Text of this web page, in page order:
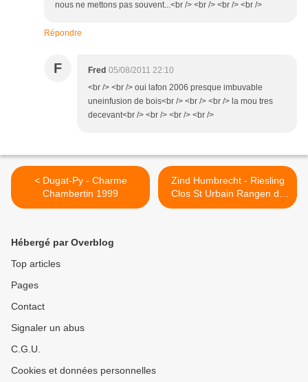
nous ne mettons pas souvent...<br /> <br /> <br /> <br />
Répondre
F Fred 05/08/2011 22:10
<br /> <br /> oui lafon 2006 presque imbuvable
uneinfusion de bois<br /> <br /> <br /> la mou tres
decevant<br /> <br /> <br /> <br />
< Dugat-Py - Charme
Chambertin 1999
Zind Humbrecht - Riesling
Clos St Urbain Rangen de
Than 2008 >
Hébergé par Overblog
Top articles
Pages
Contact
Signaler un abus
C.G.U.
Cookies et données personnelles